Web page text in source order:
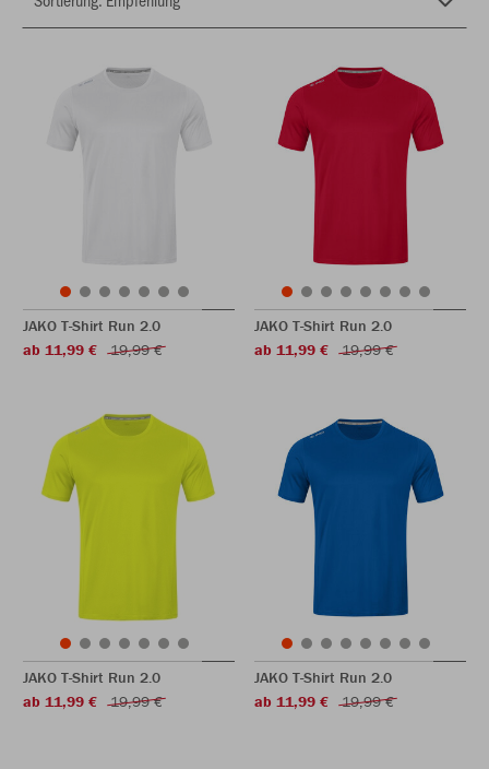
JAKO T-Shirt Run 2.0
ab 11,99 €
19,99 €
JAKO T-Shirt Run 2.0
ab 11,99 €
19,99 €
JAKO T-Shirt Run 2.0
ab 11,99 €
19,99 €
JAKO T-Shirt Run 2.0
ab 11,99 €
19,99 €